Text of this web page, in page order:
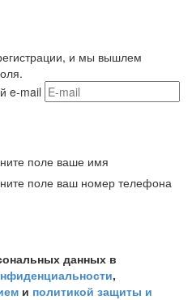
и мы вышлем
e-mail
поле ваше имя
поле ваш номер телефона
данных в
,
и политикой защиты и